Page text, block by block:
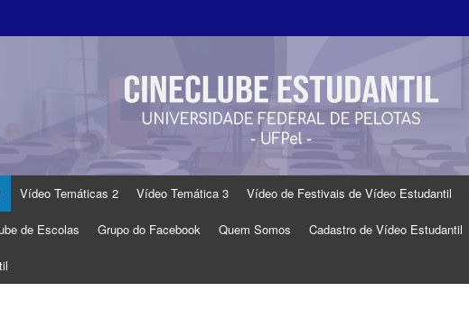
Vídeo Temáticas 2 Vídeo Temática 3 Vídeo de Festivais de Vídeo Estudantil
de Escolas Grupo do Facebook Quem Somos Cadastro de Vídeo Estudantil